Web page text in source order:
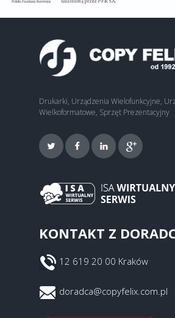
Drukarki, Urządzenia Wielofunkcyjne,
Wielkoformatowe, Sprzęt Prezentacyjny
KONTAKT Z
12 619 20 00 Kraków
doradca@copyfelix.com.pl